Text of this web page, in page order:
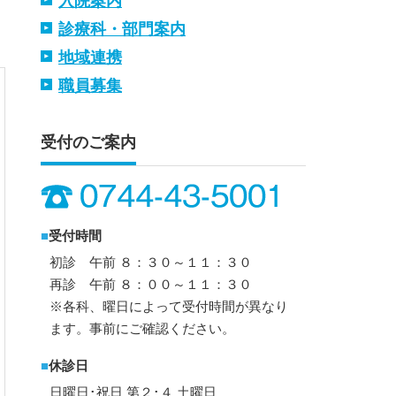
診療科・部門案内
地域連携
職員募集
受付のご案内
■受付時間
初診 午前 ８：３０～１１：３０
再診 午前 ８：００～１１：３０
※各科、曜日によって受付時間が異なり
ます。事前にご確認ください。
■休診日
日曜日･祝日 第２･４ 土曜日